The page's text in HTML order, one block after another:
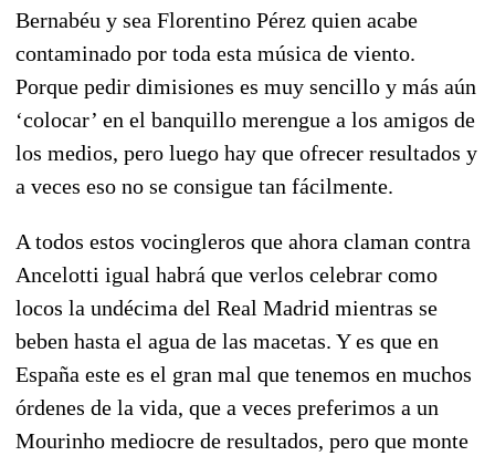
Bernabéu y sea Florentino Pérez quien acabe
contaminado por toda esta música de viento.
Porque pedir dimisiones es muy sencillo y más aún
‘colocar’ en el banquillo merengue a los amigos de
los medios, pero luego hay que ofrecer resultados y
a veces eso no se consigue tan fácilmente.
A todos estos vocingleros que ahora claman contra
Ancelotti igual habrá que verlos celebrar como
locos la undécima del Real Madrid mientras se
beben hasta el agua de las macetas. Y es que en
España este es el gran mal que tenemos en muchos
órdenes de la vida, que a veces preferimos a un
Mourinho mediocre de resultados, pero que monte